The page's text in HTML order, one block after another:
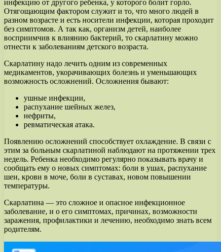
инфекцию от другого ребенка, у которого болит горло.
Отягощающим фактором служит и то, что много людей в
разном возрасте и есть носители инфекции, которая проходит
без симптомов. А так как, организм детей, наиболее
восприимчив к влиянию бактерий, то скарлатину можно
отнести к заболеваниям детского возраста.
Скарлатину надо лечить одним из современных
медикаментов, укорачивающих болезнь и уменьшающих
возможность осложнений. Осложнения бывают:
ушные инфекции,
распухание шейных желез,
нефриты,
ревматическая атака.
Появлению осложнений способствует охлаждение. В связи с
этим за больным скарлатиной наблюдают на протяжении трех
недель. Ребенка необходимо регулярно показывать врачу и
сообщать ему о новых симптомах: боли в ушах, распухание
шеи, крови в моче, боли в суставах, новом повышении
температуры.
Скарлатина — это сложное и опасное инфекционное
заболевание, и о его симптомах, причинах, возможности
заражения, профилактики и лечению, необходимо знать всем
родителям.